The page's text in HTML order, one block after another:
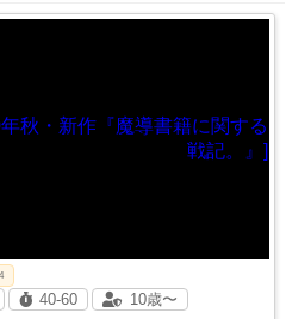
40-60 10歳〜